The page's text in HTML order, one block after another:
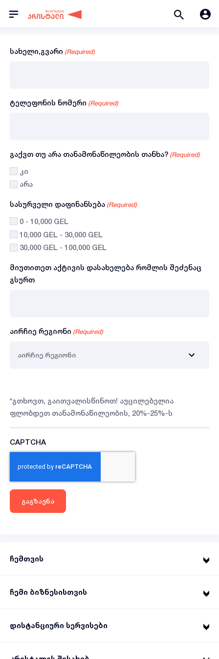
სახელი,გვარი (Required)
ტელეფონის ნომერი (Required)
გაქვთ თუ არა თანამონაწილეობის თანხა? (Required)
კი
არა
სასურველი დაფინანსება (Required)
0 - 10,000 GEL
10,000 GEL - 30,000 GEL
30,000 GEL - 100,000 GEL
მიუთითეთ აქტივის დასახელება რომლის შეძენაც
გსურთ
აირჩიე რეგიონი (Required)
*გთხოვთ, გაითვალისწინოთ! აუცილებელია
ფლობდეთ თანამონაწილეობის, 20%-25%-ს
CAPTCHA
ჩემთვის
ჩემი ბიზნესისთვის
დისტანციური სერვისები